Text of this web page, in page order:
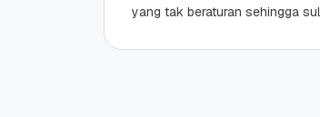
yang tak beraturan sehingga
Sahabat Qwords ingin membuat